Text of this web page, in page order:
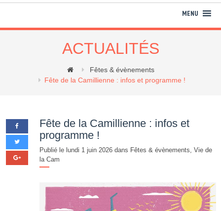
ACTUALITÉS
Fêtes & évènements
Fête de la Camillienne : infos et programme !
Fête de la Camillienne : infos et
programme !
Publié le lundi 1 juin 2026 dans Fêtes & évènements, Vie de
la Cam